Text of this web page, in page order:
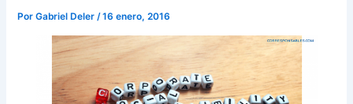
PorGabriel Deler/16 enero, 2016